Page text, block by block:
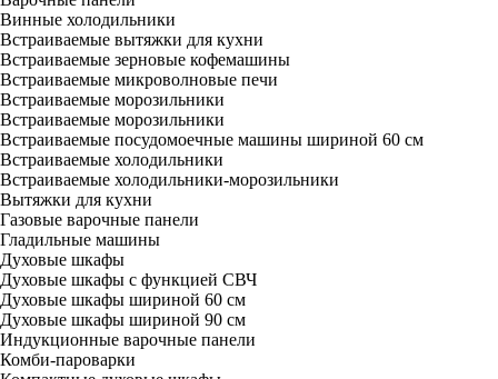
Винные холодильники
Встраиваемые вытяжки для кухни
Встраиваемые зерновые кофемашины
Встраиваемые микроволновые печи
Встраиваемые морозильники
Встраиваемые морозильники
Встраиваемые посудомоечные машины шириной 60 см
Встраиваемые холодильники
Встраиваемые холодильники-морозильники
Вытяжки для кухни
Газовые варочные панели
Гладильные машины
Духовые шкафы
Духовые шкафы с функцией СВЧ
Духовые шкафы шириной 60 см
Духовые шкафы шириной 90 см
Индукционные варочные панели
Комби-пароварки